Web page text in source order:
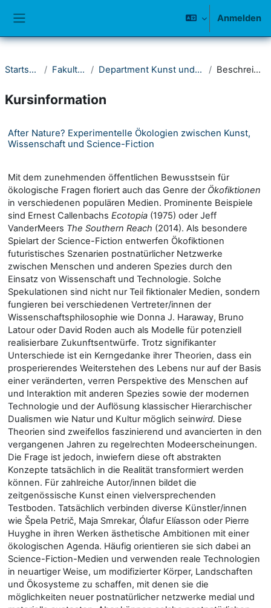
Anmelden
Startseite Fakultät II Department Kunst und Musik Beschreibung
Kursinformation
After Nature? Experimentelle Ökologien zwischen Kunst,
Wissenschaft und Science-Fiction
Mit dem zunehmenden öffentlichen Bewusstsein für
ökologische Fragen floriert auch das Genre der Ökofiktionen
in verschiedenen populären Medien. Prominente Beispiele
sind Ernest Callenbachs Ecotopia (1975) oder Jeff
VanderMeers The Southern Reach (2014). Als besondere
Spielart der Science-Fiction entwerfen Ökofiktionen
futuristisches Szenarien postnatürlicher Netzwerke
zwischen Menschen und anderen Spezies durch den
Einsatz von Wissenschaft und Technologie. Solche
Spekulationen sind nicht nur Teil fiktionaler Medien, sondern
fungieren bei verschiedenen Vertreter/innen der
Wissenschaftsphilosophie wie Donna J. Haraway, Bruno
Latour oder David Roden auch als Modelle für potenziell
realisierbare Zukunftsentwürfe. Trotz signifikanter
Unterschiede ist ein Kerngedanke ihrer Theorien, dass ein
prosperierendes Weiterstehen des Lebens nur auf der Basis
einer veränderten, verren Perspektive des Menschen auf
und Interaktion mit anderen Spezies sowie der modernen
Technologie und der Auflösung klassischer Hierarchischer
Dualismen wie Natur und Kultur möglich seinwird. Diese
Theorien sind zweifellos faszinierend und avancierten in den
vergangenen Jahren zu regelrechten Modeerscheinungen.
Die Frage ist jedoch, inwiefern diese oft abstrakten
Konzepte tatsächlich in die Realität transformiert werden
können. Für zahlreiche Autor/innen bildet die
zeitgenössische Kunst einen vielversprechenden
Testboden. Tatsächlich verbinden diverse Künstler/innen
wie Špela Petrič, Maja Smrekar, Ólafur Elíasson oder Pierre
Huyghe in ihren Werken ästhetische Ambitionen mit einer
ökologischen Agenda. Häufig orientieren sie sich dabei an
Science-Fiction-Medien und verwenden reale Technologien
in neuartiger Weise, um modifizierter Körper, Landschaften
und Ökosysteme zu schaffen, mit denen sie die
möglichkeiten neuer postnatürlicher netzwerke medial und